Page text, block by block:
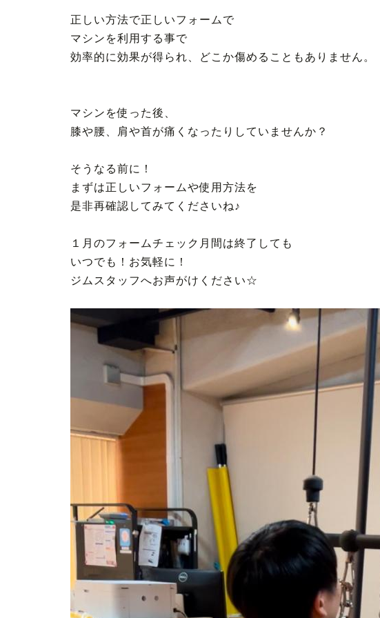
正しい方法で正しいフォームで
マシンを利用する事で
効率的に効果が得られ、どこか傷めることもありません。
マシンを使った後、
膝や腰、肩や首が痛くなったりしていませんか？
そうなる前に！
まずは正しいフォームや使用方法を
是非再確認してみてくださいね♪
１月のフォームチェック月間は終了しても
いつでも！お気軽に！
ジムスタッフへお声がけください☆